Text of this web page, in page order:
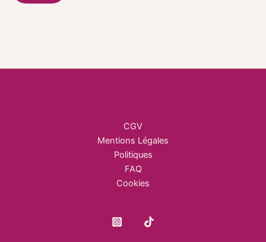
CGV
Mentions Légales
Politiques
FAQ
Cookies